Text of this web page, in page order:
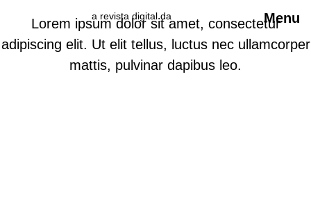
a revista digital da Menu
Lorem ipsum dolor sit amet, consectetur
adipiscing elit. Ut elit tellus, luctus nec ullamcorper
mattis, pulvinar dapibus leo.